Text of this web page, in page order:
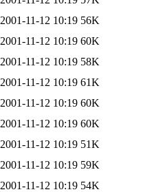
2001-11-12 10:19 56K
2001-11-12 10:19 60K
2001-11-12 10:19 58K
2001-11-12 10:19 61K
2001-11-12 10:19 60K
2001-11-12 10:19 60K
2001-11-12 10:19 51K
2001-11-12 10:19 59K
2001-11-12 10:19 54K